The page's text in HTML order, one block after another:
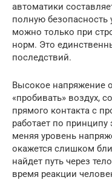
автоматики
полную безопасность
можно только при
норм. Это
последствий.
Высокое напряжение
«пробивать» воздух,
прямого контакта с
работает по
меняя уровень
окажется слишком
найдет путь через
время реакции